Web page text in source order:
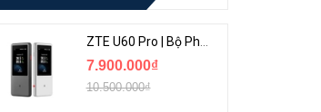
ZTE U60 Pro | Bộ Phát 5G Cầm Tay Tích Hợp Công Nghệ WiFi 7, Pin 10000mAh
7.900.000₫
10.500.000₫